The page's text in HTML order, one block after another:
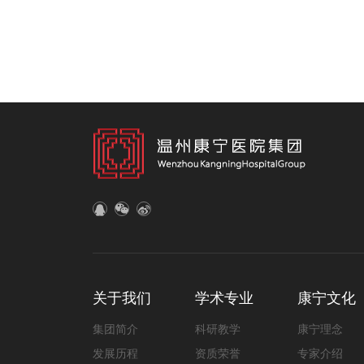
关于我们
集团简介
发展历程
学术专业
科研教学
资质荣誉
康宁文化
康宁理念
专家介绍